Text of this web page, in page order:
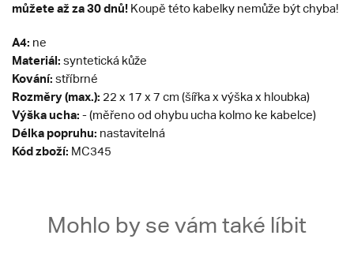
můžete až za 30 dnů! Koupě této kabelky nemůže být chyba!
A4: ne
Materiál: syntetická kůže
Kování: stříbrné
Rozměry (max.): 22 x 17 x 7 cm (šířka x výška x hloubka)
Výška ucha: - (měřeno od ohybu ucha kolmo ke kabelce)
Délka popruhu: nastavitelná
Kód zboží: MC345
Mohlo by se vám také líbit